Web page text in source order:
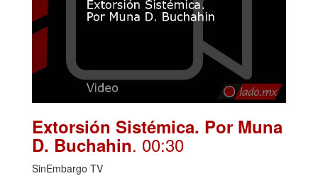
Extorsión Sistémica. Por Muna
D. Buchahin. 00:30
SinEmbargo TV